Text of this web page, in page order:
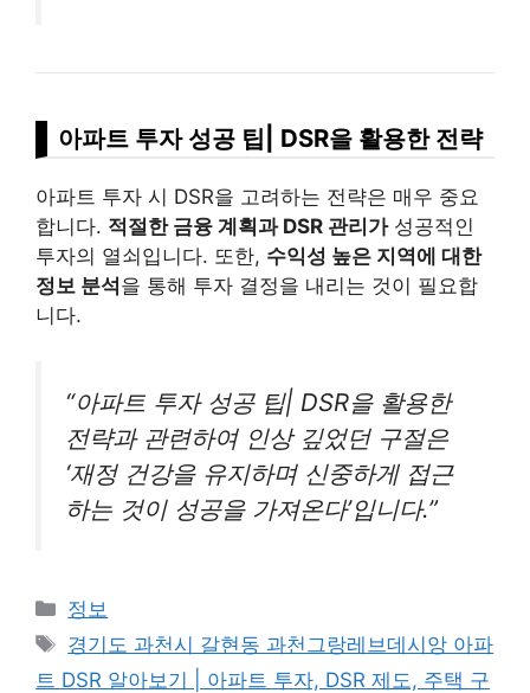
아파트 투자 성공 팁| DSR을 활용한 전략
아파트 투자 시 DSR을 고려하는 전략은 매우 중요
합니다. 적절한 금융 계획과 DSR 관리가성공적인
투자의 열쇠입니다. 또한, 수익성 높은 지역에 대한
정보 분석 을 통해 투자 결정을 내리는 것이 필요합
니다.
“아파트 투자 성공 팁| DSR을 활용한
전략과 관련하여 인상 깊었던 구절은
‘재정 건강을 유지하며 신중하게 접근
하는 것이 성공을 가져온다’입니다.”
Categories
정보
Tags
경기도 과천시 갈현동 과천그랑레브데시앙 아파
트 DSR 알아보기 | 아파트 투자, DSR 제도, 주택 구